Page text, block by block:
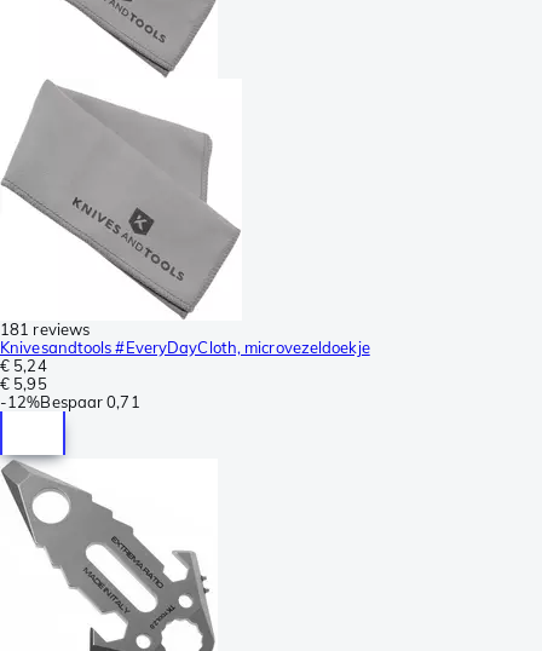
181 reviews
Knivesandtools #EveryDayCloth, microvezeldoekje
€ 5,24
€ 5,95
-12%Bespaar 0,71